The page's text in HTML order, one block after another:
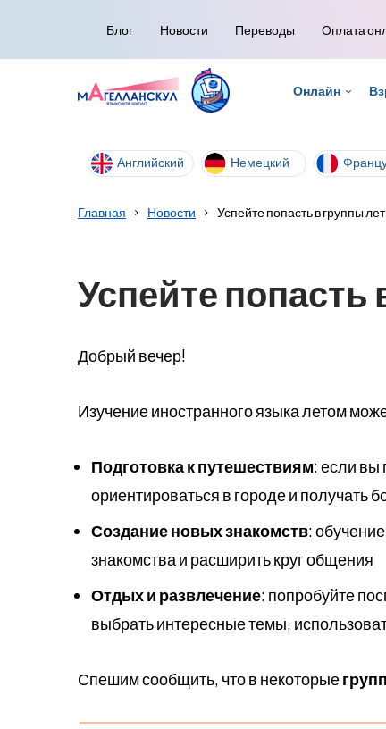
Блог Новости Переводы Оплата
Онлайн
Английский Немецкий
Главная Новости Успейте попасть в группы
Успейте попасть
Добрый вечер!
Изучение иностранного языка летом
Подготовка к путешествиям: если вы
ориентироваться в городе и получать
Создание новых знакомств:
знакомства и расширить круг общения
Отдых и развлечение: попробуйте
выбрать интересные темы,
Спешим сообщить, что в некоторые